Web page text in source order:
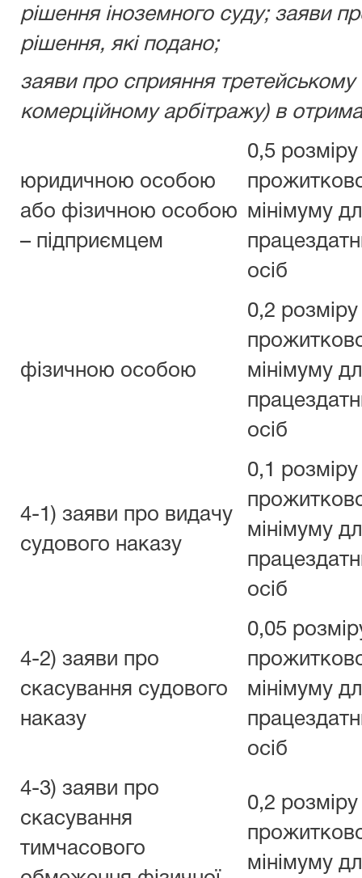
рішення іноземного суду; заяви
рішення, які подано;
заяви про сприяння
комерційному арбітражу) в
юридичною особою
або фізичною особою
– підприємцем
0,5 розміру
мінімуму
осіб
фізичною особою
0,2 розміру
мінімуму
осіб
4-1) заяви про видачу
судового наказу
0,1 розміру
мінімуму
осіб
4-2) заяви про
скасування судового
наказу
0,05
мінімуму
осіб
4-3) заяви про
скасування
тимчасового
0,2 розміру
мінімуму